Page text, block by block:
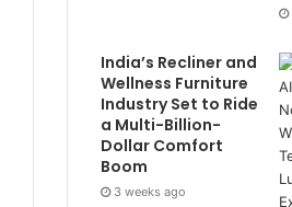
India’s Recliner and
Wellness Furniture
Industry Set to Ride
a Multi-Billion-
Dollar Comfort
Boom
3 weeks ago